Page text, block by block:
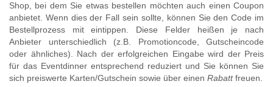
Shop, bei dem Sie etwas bestellen möchten auch einen Coupon
anbietet. Wenn dies der Fall sein sollte, können Sie den Code im
Bestellprozess mit eintippen. Diese Felder heißen je nach
Anbieter unterschiedlich (z.B. Promotioncode, Gutscheincode
oder ähnliches). Nach der erfolgreichen Eingabe wird der Preis
für das Eventdinner entsprechend reduziert und Sie können Sie
sich preiswerte Karten/Gutschein sowie über einen Rabattfreuen.